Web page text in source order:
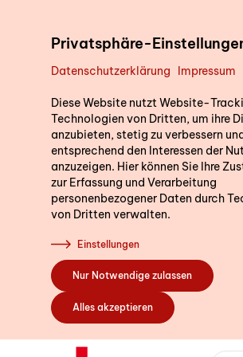
Privatsphäre-
Datenschutzerklärung Impressum
Diese Website nutzt Website-
Technologien von Dritten, um ihre
anzubieten, stetig zu verbessern
entsprechend den Interessen der
anzuzeigen. Hier können Sie Ihre
zur Erfassung und Verarbeitung
personenbezogener Daten durch
von Dritten verwalten.
Einstellungen
Nur Notwendige zulassen
Alles akzeptieren
Kurse
Sich engagieren
Über uns
die
ein.